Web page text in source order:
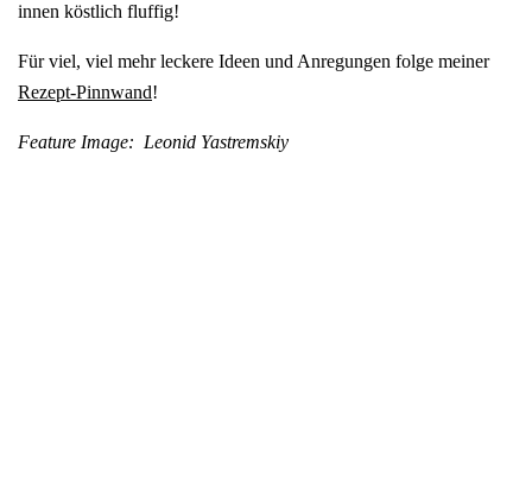
innen köstlich fluffig!
Für viel, viel mehr leckere Ideen und Anregungen folge meiner
Rezept-Pinnwand!
Feature Image: Leonid Yastremskiy